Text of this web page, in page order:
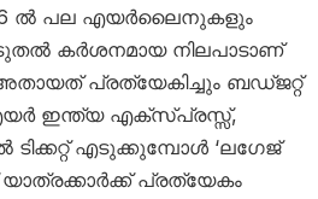
ൽ പല എയർലൈനുകളും
കർശനമായ നിലപാടാണ്
അതായത് പ്രത്യേകിച്ചും ബഡ്ജറ്റ്
ഇന്ത്യ എക്സ്പ്രസ്സ്,
എടുക്കുമ്പോൾ ‘ലഗേജ്
യാത്രക്കാർക്ക് പ്രത്യേകം